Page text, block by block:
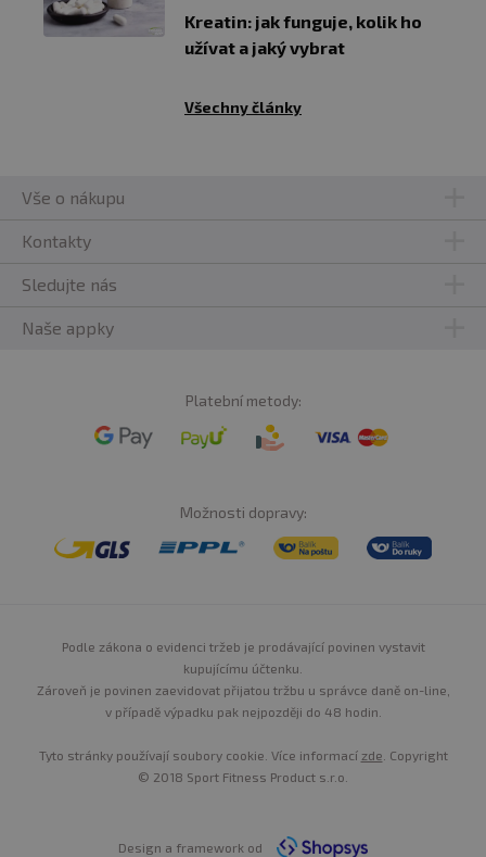
Kreatin: jak funguje, kolik ho
užívat a jaký vybrat
Všechny články
Vše o nákupu
Kontakty
Sledujte nás
Naše appky
Platební metody:
Možnosti dopravy:
Podle zákona o evidenci tržeb je prodávající povinen vystavit
kupujícímu účtenku.
Zároveň je povinen zaevidovat přijatou tržbu u správce daně on-line,
v případě výpadku pak nejpozději do 48 hodin.
Tyto stránky používají soubory cookie. Více informací zde . Copyright
© 2018 Sport Fitness Product s.r.o.
Design a framework od